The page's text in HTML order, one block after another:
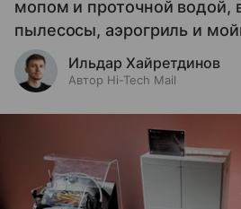
мопом и проточной водой,
пылесосы, аэрогриль и
Ильдар Хайретдинов
Автор Hi-Tech Mail